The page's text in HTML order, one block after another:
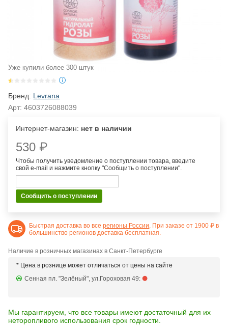
Уже купили более 300 штук
Бренд: Levrana
Арт:4603726088039
Интернет-магазин: нет в наличии
530 ₽
Чтобы получить уведомление о поступлении товара, введите
свой e-mail и нажмите кнопку "Сообщить о поступлении".
Сообщить о поступлении
Быстрая доставка во всерегионы России . При заказе от 1900 ₽ в
большинство регионов доставка бесплатная.
Наличие в розничных магазинах в Санкт-Петербурге
* Цена в рознице может отличаться от цены на сайте
Сенная пл. "Зелёный", ул.Гороховая 49:
Мы гарантируем, что все товары имеют достаточный для их
неторопливого использования срок годности.